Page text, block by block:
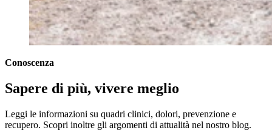
Conoscenza
Sapere di più, vivere meglio
Leggi le informazioni su quadri clinici, dolori, prevenzione e
recupero. Scopri inoltre gli argomenti di attualità nel nostro blog.